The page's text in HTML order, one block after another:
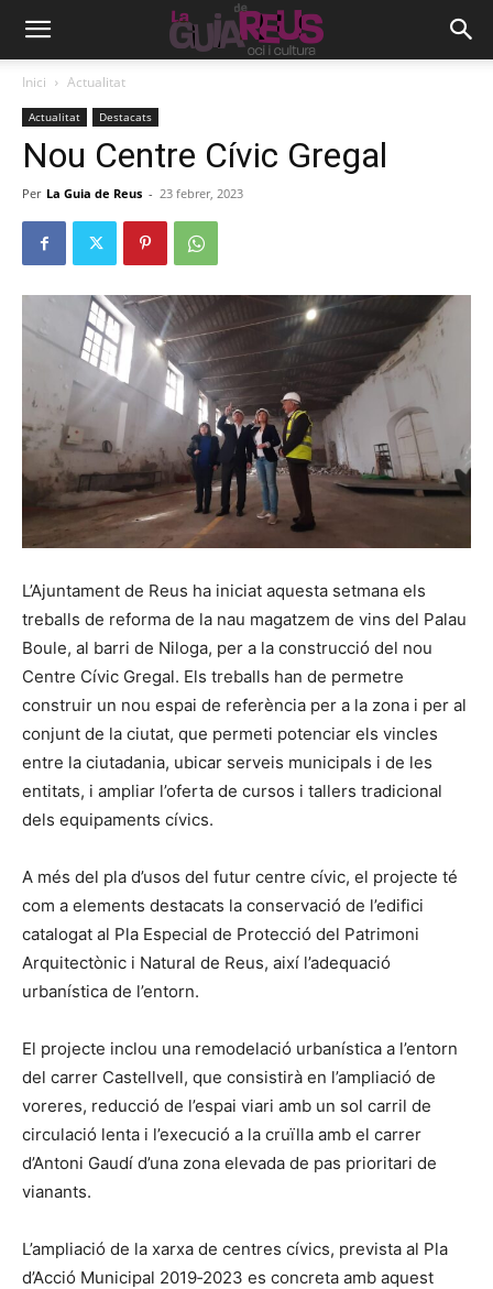
Inici Actualitat
Actualitat Destacats
Nou Centre Cívic Gregal
Per La Guia de Reus - 23 febrer, 2023
L’Ajuntament de Reus ha iniciat aquesta setmana els
treballs de reforma de la nau magatzem de vins del Palau
Boule, al barri de Niloga, per a la construcció del nou
Centre Cívic Gregal. Els treballs han de permetre
construir un nou espai de referència per a la zona i per al
conjunt de la ciutat, que permeti potenciar els vincles
entre la ciutadania, ubicar serveis municipals i de les
entitats, i ampliar l’oferta de cursos i tallers tradicional
dels equipaments cívics.
A més del pla d’usos del futur centre cívic, el projecte té
com a elements destacats la conservació de l’edifici
catalogat al Pla Especial de Protecció del Patrimoni
Arquitectònic i Natural de Reus, així l’adequació
urbanística de l’entorn.
El projecte inclou una remodelació urbanística a l’entorn
del carrer Castellvell, que consistirà en l’ampliació de
voreres, reducció de l’espai viari amb un sol carril de
circulació lenta i l’execució a la cruïlla amb el carrer
d’Antoni Gaudí d’una zona elevada de pas prioritari de
vianants.
L’ampliació de la xarxa de centres cívics, prevista al Pla
d’Acció Municipal 2019‐2023 es concreta amb aquest